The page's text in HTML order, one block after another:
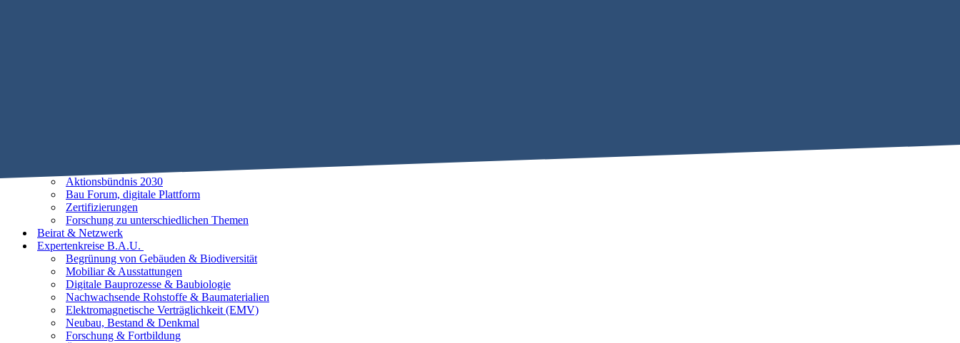
Aktionsbündnis 2030
Bau Forum, digitale Plattform
Zertifizierungen
Forschung zu unterschiedlichen Themen
Beirat & Netzwerk
Expertenkreise B.A.U.
Begrünung von Gebäuden & Biodiversität
Mobiliar & Ausstattungen
Digitale Bauprozesse & Baubiologie
Nachwachsende Rohstoffe & Baumaterialien
Elektromagnetische Verträglichkeit (EMV)
Neubau, Bestand & Denkmal
Forschung & Fortbildung